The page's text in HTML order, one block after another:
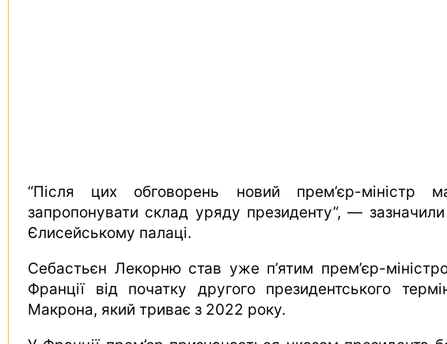
“Після цих обговорень новий прем’єр-міністр
запропонувати склад уряду президенту”, —
Єлисейському палаці.
Себастьєн Лекорню став уже п’ятим прем’єр-
Франції від початку другого президентського
Макрона, який триває з 2022 року.